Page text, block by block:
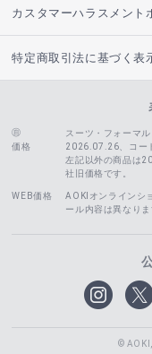
カスタマーハラスメント
特定商取引法に基づく表
価格
スーツ・フォーマ
2026.07.26、コー
左記以外の商品は
社旧価格です。
WEB価格
AOKIオンラインシ
ール内容は異なりま
© AOKI,